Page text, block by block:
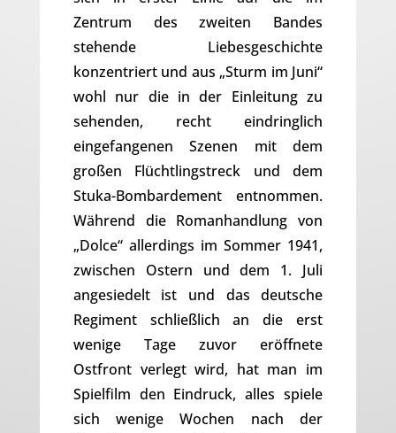
Zentrum des zweiten Bandes
stehende Liebesgeschichte
konzentriert und aus „Sturm im Juni“
wohl nur die in der Einleitung zu
sehenden, recht eindringlich
eingefangenen Szenen mit dem
großen Flüchtlingstreck und dem
Stuka-Bombardement entnommen.
Während die Romanhandlung von
„Dolce“ allerdings im Sommer 1941,
zwischen Ostern und dem 1. Juli
angesiedelt ist und das deutsche
Regiment schließlich an die erst
wenige Tage zuvor eröffnete
Ostfront verlegt wird, hat man im
Spielfilm den Eindruck, alles spiele
sich wenige Wochen nach der